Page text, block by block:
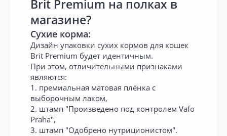
Brit Premium на полках в
магазине?
Сухие корма:
Дизайн упаковки сухих кормов для кошек
Brit Premium будет идентичным.
При этом, отличительными признаками
являются:
1. премиальная матовая плёнка с
выборочным лаком,
2. штамп "Произведено под контролем Vafo
Praha",
3. штамп "Одобрено нутриционистом".